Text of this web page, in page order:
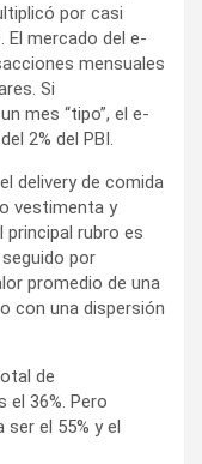
por casi
El mercado del e-
mensuales
Si
mes “tipo”, el e-
2% del PBI.
delivery de comida
vestimenta y
principal rubro es
por
promedio de una
con una dispersión
de
el 36%. Pero
ser el 55% y el